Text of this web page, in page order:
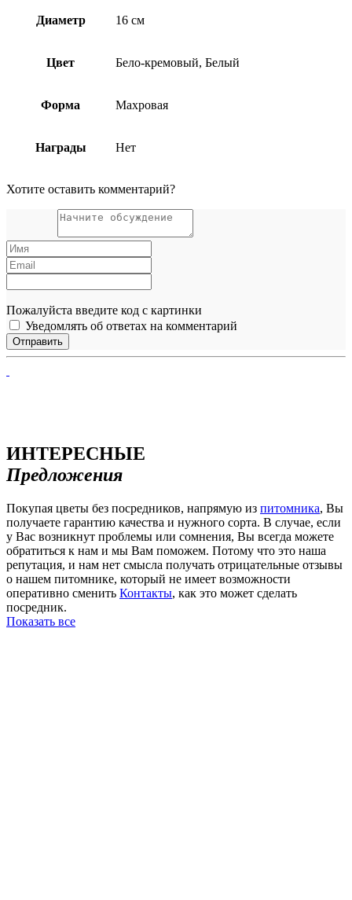
Диаметр 16 см
Цвет Бело-кремовый, Белый
Форма Махровая
Награды Нет
Хотите оставить комментарий?
Пожалуйста введите код с картинки
Уведомлять об ответах на комментарий
ИНТЕРЕСНЫЕ
Предложения
Покупая цветы без посредников, напрямую из питомника, Вы
получаете гарантию качества и нужного сорта. В случае, если
у Вас возникнут проблемы или сомнения, Вы всегда можете
обратиться к нам и мы Вам поможем. Потому что это наша
репутация, и нам нет смысла получать отрицательные отзывы
о нашем питомнике, который не имеет возможности
оперативно сменить Контакты, как это может сделать
посредник.
Показать все